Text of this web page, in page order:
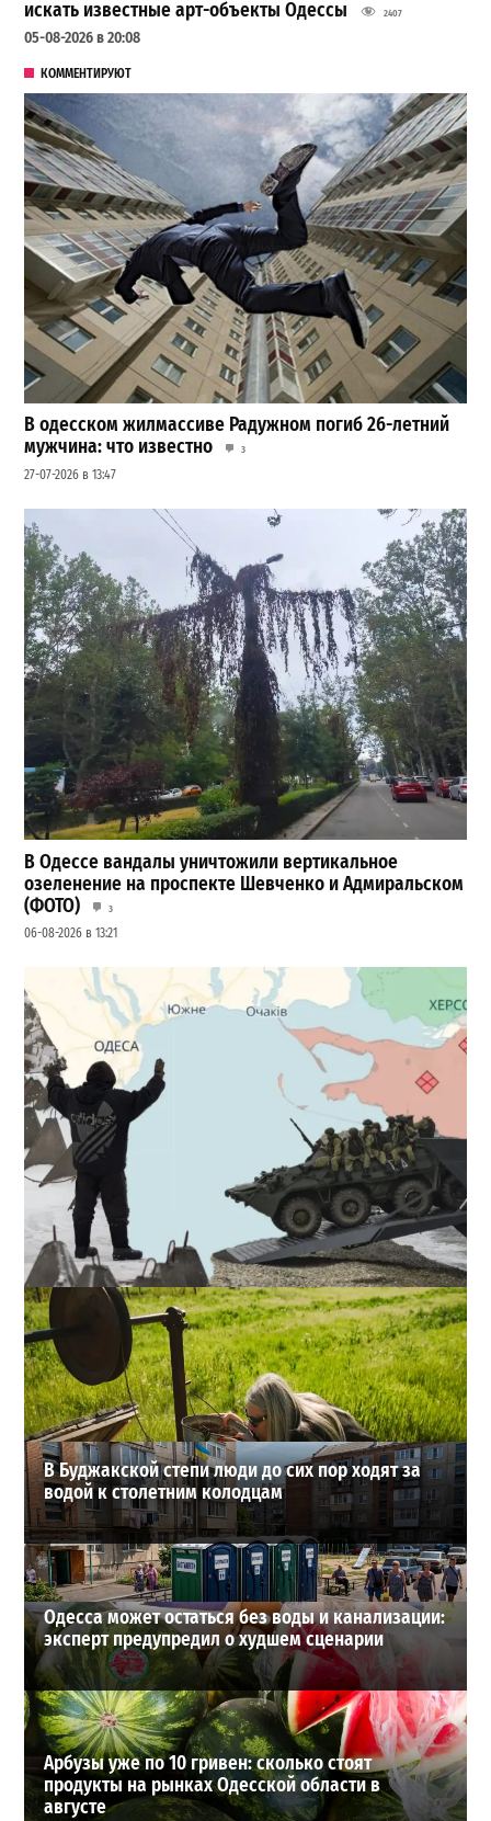
искать известные арт-объекты Одессы 2407
05-08-2026 в 20:08
КОММЕНТИРУЮТ
В одесском жилмассиве Радужном погиб 26-летний
мужчина: что известно
3
27-07-2026 в 13:47
В Одессе вандалы уничтожили вертикальное
озеленение на проспекте Шевченко и Адмиральском
(ФОТО)
3
06-08-2026 в 13:21
Полковник ВСУ рассказал, выдержит ли Одесса
новое наступление
2
27-07-2026 в 11:19
ВИБОР РЕДАКЦИИ
В Буджакской степи люди до сих пор ходят за
водой к столетним колодцам
Одесса может остаться без воды и канализации:
эксперт предупредил о худшем сценарии
Арбузы уже по 10 гривен: сколько стоят
продукты на рынках Одесской области в
августе